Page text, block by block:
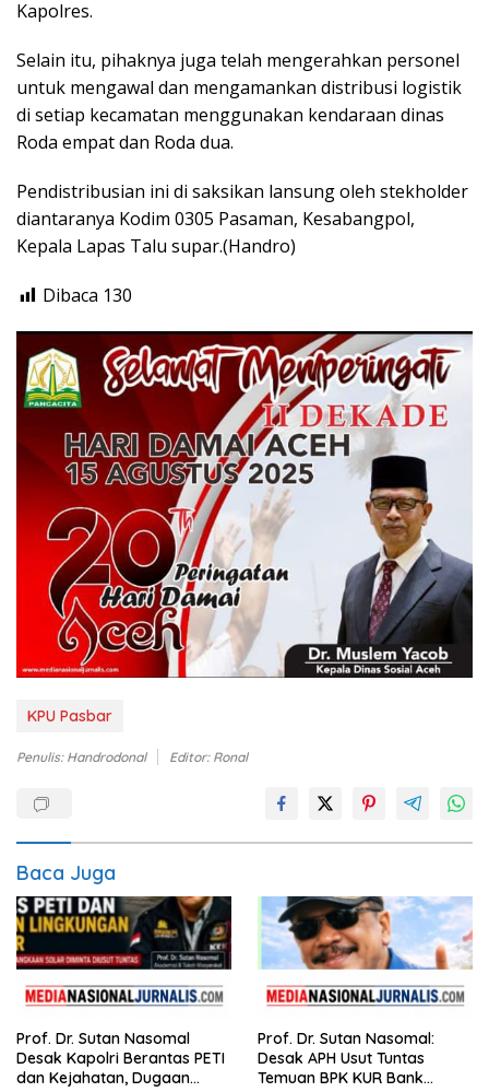
Kapolres.
Selain itu, pihaknya juga telah mengerahkan personel
untuk mengawal dan mengamankan distribusi logistik
di setiap kecamatan menggunakan kendaraan dinas
Roda empat dan Roda dua.
Pendistribusian ini di saksikan lansung oleh stekholder
diantaranya Kodim 0305 Pasaman, Kesabangpol,
Kepala Lapas Talu supar.(Handro)
Dibaca 130
KPU Pasbar
Penulis: Handrodonal Editor: Ronal
Baca Juga
Prof. Dr. Sutan Nasomal
Desak Kapolri Berantas PETI
dan Kejahatan, Dugaan
Prof. Dr. Sutan Nasomal:
Desak APH Usut Tuntas
Temuan BPK KUR Bank